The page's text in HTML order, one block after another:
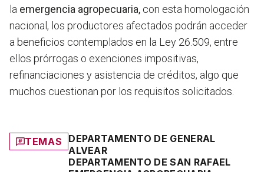
la emergencia agropecuaria, con esta homologación
nacional, los productores afectados podrán acceder
a beneficios contemplados en la Ley 26.509, entre
ellos prórrogas o exenciones impositivas,
refinanciaciones y asistencia de créditos, algo que
muchos cuestionan por los requisitos solicitados.
TEMAS
DEPARTAMENTO DE GENERAL
ALVEAR
DEPARTAMENTO DE SAN RAFAEL